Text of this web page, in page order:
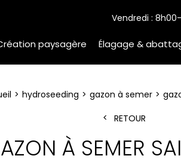
Vendredi :
paysagère Élagage &
hydroseeding gazon à semer
RETOUR
À SEMER